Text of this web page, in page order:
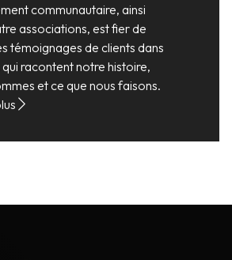
communautaire, ainsi
associations, est fier de
témoignages de clients dans
racontent notre histoire,
et ce que nous faisons.